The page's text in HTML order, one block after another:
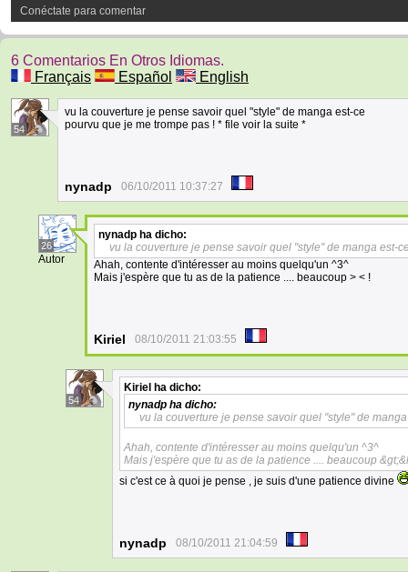
Conéctate para comentar
6 Comentarios En Otros Idiomas.
Français
Español English
54
vu la couverture je pense savoir quel "style" de manga est-ce
pourvu que je me trompe pas ! * file voir la suite *
nynadp 06/10/2011 10:37:27
26
Autor
nynadp ha dicho:
vu la couverture je pense savoir quel "style" de manga est-
Ahah, contente d'intéresser au moins quelqu'un ^3^
Mais j'espère que tu as de la patience .... beaucoup > < !
Kiriel 08/10/2011 21:03:55
54
Kiriel ha dicho:
nynadp ha dicho:
vu la couverture je pense savoir quel "style" de
Ahah, contente d'intéresser au moins quelqu'un ^3^
Mais j'espère que tu as de la patience .... beaucoup
si c'est ce à quoi je pense , je suis d'une patience divine
nynadp 08/10/2011 21:04:59